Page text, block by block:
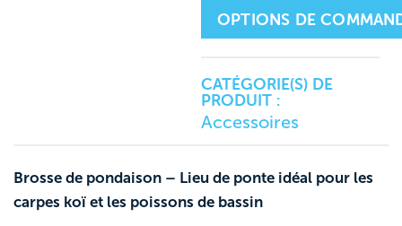
OPTIONS DE
CATÉGORIE(S) DE
PRODUIT :
Accessoires
Brosse de pondaison – Lieu de ponte idéal pour les
carpes koï et les poissons de bassin